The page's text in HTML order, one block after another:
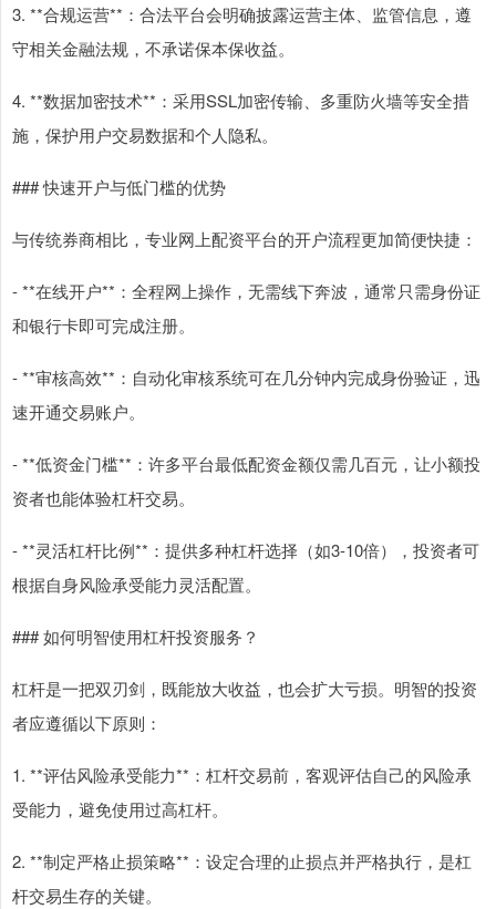
3. **合规运营**：合法平台会明确披露运营主体、监管信息，遵
守相关金融法规，不承诺保本保收益。
4. **数据加密技术**：采用SSL加密传输、多重防火墙等安全措
施，保护用户交易数据和个人隐私。
### 快速开户与低门槛的优势
与传统券商相比，专业网上配资平台的开户流程更加简便快捷：
- **在线开户**：全程网上操作，无需线下奔波，通常只需身份证
和银行卡即可完成注册。
- **审核高效**：自动化审核系统可在几分钟内完成身份验证，迅
速开通交易账户。
- **低资金门槛**：许多平台最低配资金额仅需几百元，让小额投
资者也能体验杠杆交易。
- **灵活杠杆比例**：提供多种杠杆选择（如3-10倍），投资者可
根据自身风险承受能力灵活配置。
### 如何明智使用杠杆投资服务？
杠杆是一把双刃剑，既能放大收益，也会扩大亏损。明智的投资
者应遵循以下原则：
1. **评估风险承受能力**：杠杆交易前，客观评估自己的风险承
受能力，避免使用过高杠杆。
2. **制定严格止损策略**：设定合理的止损点并严格执行，是杠
杆交易生存的关键。